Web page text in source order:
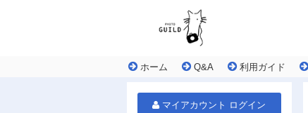
ホーム Q&A 利用ガイド
マイアカウント ログイン